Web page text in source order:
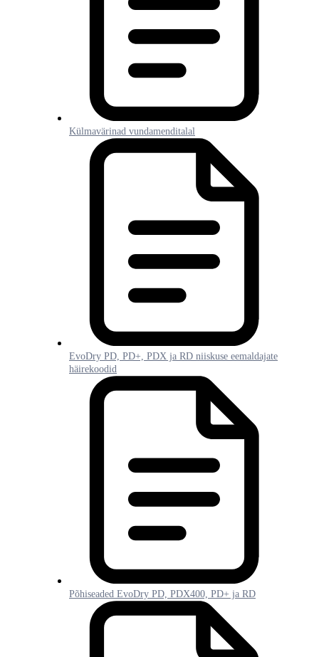
Külmavärinad vundamenditalal
EvoDry PD, PD+, PDX ja RD niiskuse eemaldajate
häirekoodid
Põhiseaded EvoDry PD, PDX400, PD+ ja RD